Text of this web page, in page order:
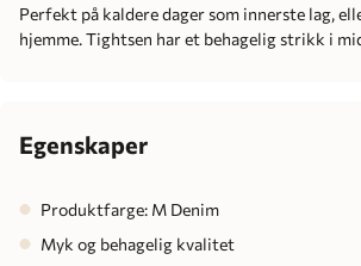
Perfekt på kaldere dager som innerste lag,
hjemme. Tightsen har et behagelig strikk i
Egenskaper
Produktfarge: M Denim
Myk og behagelig kvalitet